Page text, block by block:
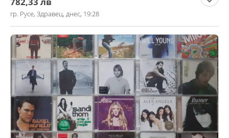
гр. Русе, Здравец, днес, 19:28